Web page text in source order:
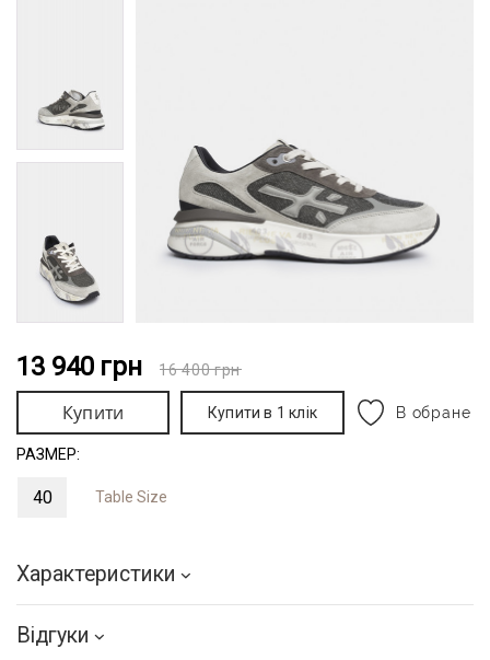
13 940 грн 16 400грн
Купити Купити в 1 клік В обране
РАЗМЕР:
40 Table Size
Характеристики
Відгуки